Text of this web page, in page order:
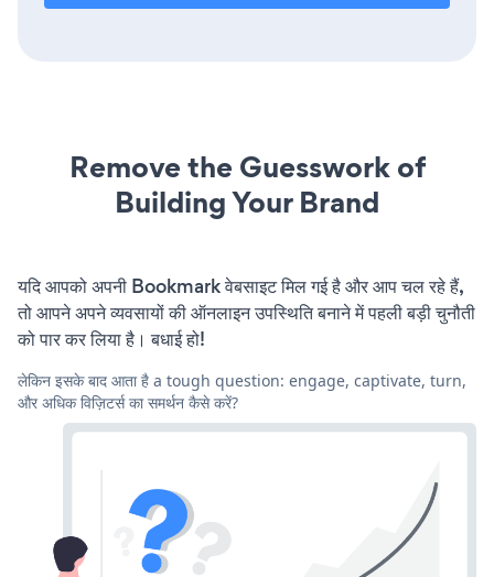
Remove the Guesswork of
Building Your Brand
यदि आपको अपनी Bookmark वेबसाइट मिल गई है और आप चल रहे हैं,
तो आपने अपने व्यवसायों की ऑनलाइन उपस्थिति बनाने में पहली बड़ी चुनौती
को पार कर लिया है। बधाई हो!
लेकिन इसके बाद आता है a tough question: engage, captivate, turn,
और अधिक विज़िटर्स का समर्थन कैसे करें?